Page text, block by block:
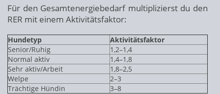
Für den Gesamtenergiebedarf multiplizierst du den
RER mit einem Aktivitätsfaktor:
Hundetyp
Aktivitätsfaktor
Senior/Ruhig
1,2–1,4
Normal aktiv
1,4–1,8
Sehr aktiv/Arbeit
1,8–2,5
Welpe
2–3
Trächtige Hündin
3–8